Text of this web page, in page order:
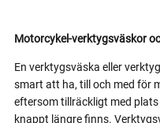
Motorcykel-verktygsväskor
En verktygsväska eller
smart att ha, till och med för
eftersom tillräckligt med
knappt längre finns.